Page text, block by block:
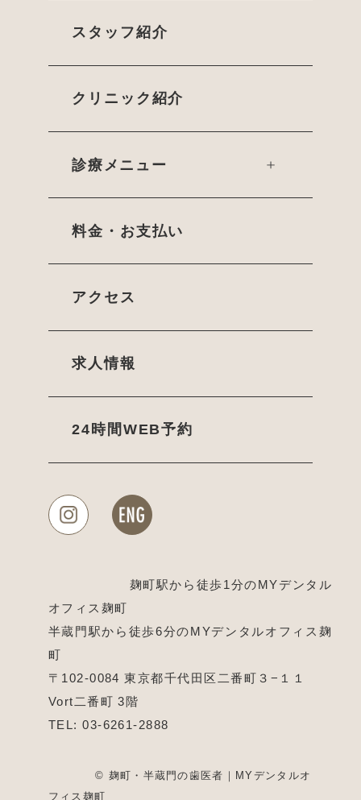
スタッフ紹介
クリニック紹介
診療メニュー
料金・お支払い
アクセス
求人情報
24時間WEB予約
麹町駅から徒歩1分のMYデンタル
オフィス麹町
半蔵門駅から徒歩6分のMYデンタルオフィス麹
町
〒102-0084 東京都千代田区二番町３−１１
Vort二番町 3階
TEL:03-6261-2888
© 麹町・半蔵門の歯医者｜MYデンタルオ
フィス麹町